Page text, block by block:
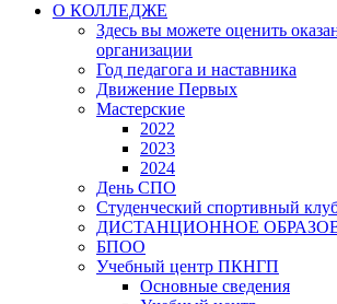
О КОЛЛЕДЖЕ
Здесь вы можете оценить
организации
Год педагога и наставника
Движение Первых
Мастерские
2022
2023
2024
День СПО
Студенческий спортивный
ДИСТАНЦИОННОЕ
БПОО
Учебный центр ПКНГП
Основные сведения